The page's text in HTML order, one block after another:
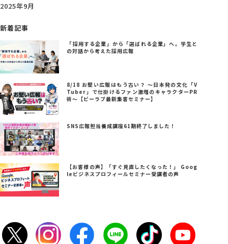
2025年9月
新着記事
「採用する企業」から「選ばれる企業」へ。学生と
の対話から考えた採用広報
8/18 お堅い広報はもう古い？ ～日本発の文化「V
Tuber」で仕掛けるファン激増のキャラクターPR
術～【ビーラブ最新集客セミナー】
SNS広報担当養成講座61期終了しました！
【お客様の声】「すぐ見直したくなった！」 Goog
leビジネスプロフィールセミナー受講者の声